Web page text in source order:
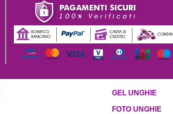
GEL UNGHIE
FOTO UNGHIE